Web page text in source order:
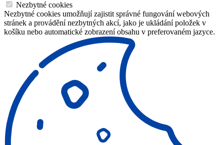
Nezbytné cookies
Nezbytné cookies umožňují zajistit správné fungování webových
stránek a provádění nezbytných akcí, jako je ukládání položek v
košíku nebo automatické zobrazení obsahu v preferovaném jazyce.